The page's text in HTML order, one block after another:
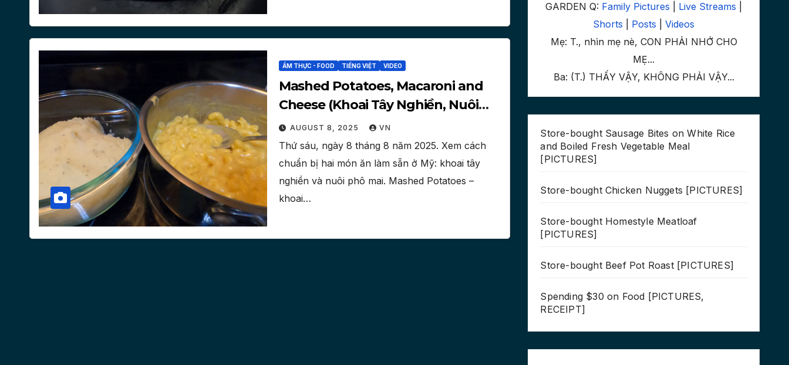
ẨM THỰC - FOOD TIẾNG VIỆT VIDEO
Mashed Potatoes, Macaroni and
Cheese (Khoai Tây Nghiền, Nuôi
Phô Mai) [Video] | Food
AUGUST 8, 2025 VN
Thứ sáu, ngày 8 tháng 8 năm 2025. Xem cách
chuẩn bị hai món ăn làm sẵn ở Mỹ: khoai tây
nghiền và nuôi phô mai. Mashed Potatoes –
khoai…
GARDEN Q: Family Pictures Live Streams
Shorts
Posts |Videos
Mẹ: T., nhìn mẹ nè, CON PHẢI NHỚ CHO
MẸ...
Ba: (T.) THẤY VẬY, KHÔNG PHẢI VẬY...
Store-bought Sausage Bites on White Rice
and Boiled Fresh Vegetable Meal
[PICTURES]
Store-bought Chicken Nuggets [PICTURES]
Store-bought Homestyle Meatloaf
[PICTURES]
Store-bought Beef Pot Roast [PICTURES]
Spending $30 on Food [PICTURES,
RECEIPT]